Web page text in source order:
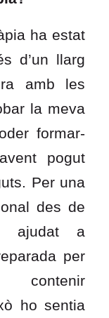
ha estat
d’un llarg
amb les
la meva
formar-
pogut
Per una
des de
ajudat a
per
contenir
ho sentia